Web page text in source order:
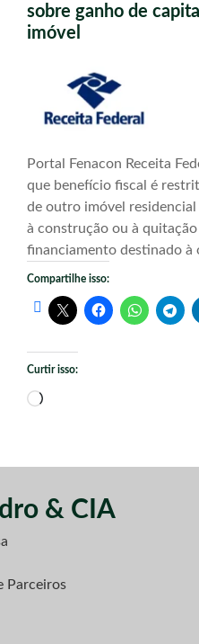
sobre ganho de
imóvel
Portal Fenacon Receita
que benefício fiscal é
de outro imóvel residencial
à construção ou à quitação
financiamento destinado à
Compartilhe isso:
Curtir isso:
Carregando...
& CIA
Parceiros